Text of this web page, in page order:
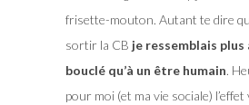
frisette-mouton. Autant te dire
sortir la CB je ressemblais
bouclé qu’à un être humain.
pour moi (et ma vie sociale) l’effet